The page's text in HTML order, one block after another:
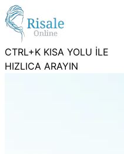
CTRL+K KISA YOLU İLE
HIZLICA ARAYIN